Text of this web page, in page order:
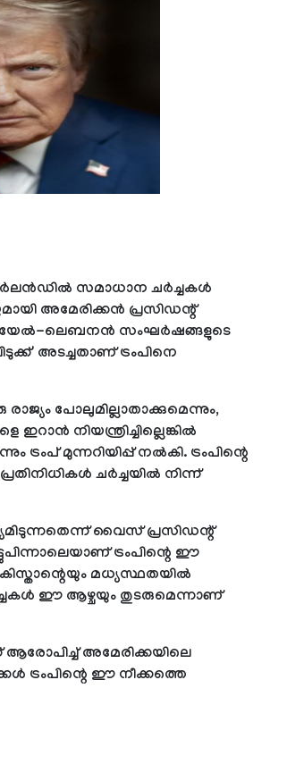
സമാധാന ചര്‍ച്ചകള്‍
അമേരിക്കന്‍ പ്രസിഡന്റ്
ലെബനന്‍ സംഘര്‍ഷങ്ങളുടെ
അടച്ചതാണ് ട്രംപിനെ
പോലുമില്ലാതാക്കുമെന്നും,
നിയന്ത്രിച്ചില്ലെങ്കില്‍
മുന്നറിയിപ്പ് നല്‍കി. ട്രംപിന്റെ
ചര്‍ച്ചയില്‍ നിന്ന്
വൈസ് പ്രസിഡന്റ്
ട്രംപിന്റെ ഈ
മധ്യസ്ഥതയില്‍
ഈ ആഴ്ചയും തുടരുമെന്നാണ്
അമേരിക്കയിലെ
ട്രംപിന്റെ ഈ നീക്കത്തെ